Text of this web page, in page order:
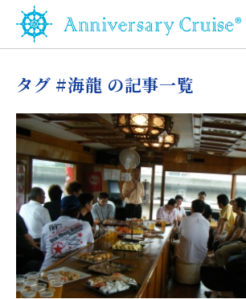
タグ #海龍 の記事一覧